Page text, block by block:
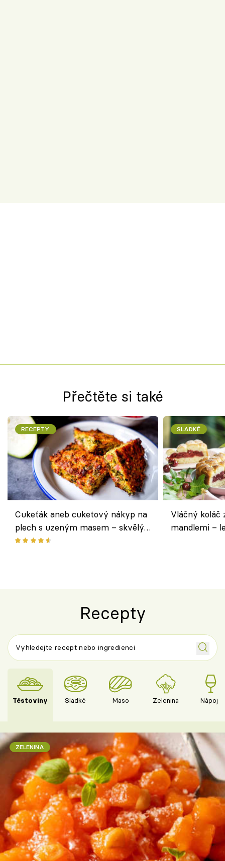
Přečtěte si také
RECEPTY
Cukeťák aneb cuketový nákyp na
plech s uzeným masem – skvělý
způsob, jak zpracovat přerostlé
SLADKÉ
Vláčný koláč
mandlemi –
Recepty
Těstoviny Sladké Maso Zelenina Nápoje
ZELENINA